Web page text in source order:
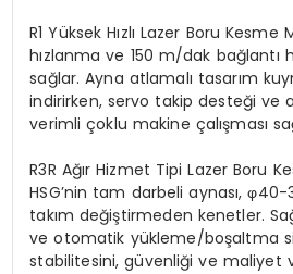
R1 Yüksek Hızlı Lazer Boru Kesme
hızlanma ve 150 m/dak bağlantı
sağlar. Ayna atlamalı tasarım
indirirken, servo takip desteği ve
verimli çoklu makine çalışması
R3R Ağır Hizmet Tipi Lazer Boru
HSG’nin tam darbeli aynası,
takım değiştirmeden kenetler.
ve otomatik yükleme/boşaltma
stabilitesini, güvenliği ve maliyet